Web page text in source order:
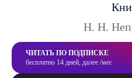
Н. Н.
ЧИТАТЬ ПО ПОДПИСКЕ
бесплатно 14 дней, далее /мес